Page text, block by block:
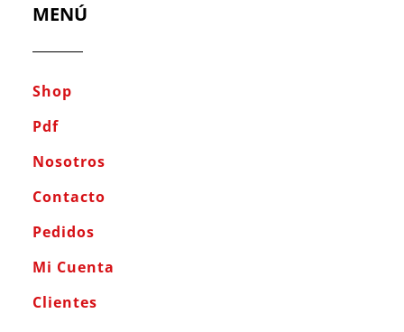
MENÚ
Shop
Pdf
Nosotros
Contacto
Pedidos
Mi Cuenta
Clientes